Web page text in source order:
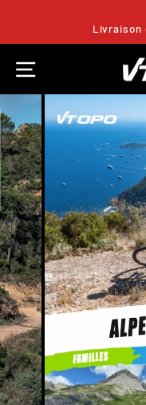
content
Livraison
SITE